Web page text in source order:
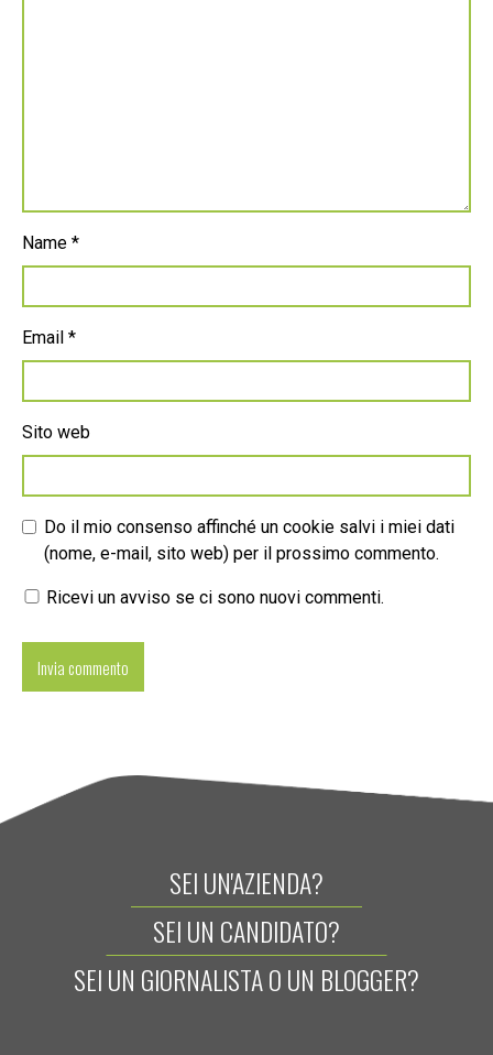
Name *
Email *
Sito web
Do il mio consenso affinché un cookie salvi i miei dati
(nome, e-mail, sito web) per il prossimo commento.
Ricevi un avviso se ci sono nuovi commenti.
SEI UN'AZIENDA?
SEI UN CANDIDATO?
SEI UN GIORNALISTA O UN BLOGGER?